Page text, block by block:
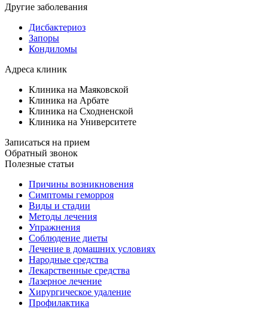
Другие заболевания
Дисбактериоз
Запоры
Кондиломы
Адреса клиник
Клиника на Маяковской
Клиника на Арбате
Клиника на Сходненской
Клиника на Университете
Записаться на прием
Обратный звонок
Полезные статьи
Причины возникновения
Симптомы геморроя
Виды и стадии
Методы лечения
Упражнения
Соблюдение диеты
Лечение в домашних условиях
Народные средства
Лекарственные средства
Лазерное лечение
Хирургическое удаление
Профилактика